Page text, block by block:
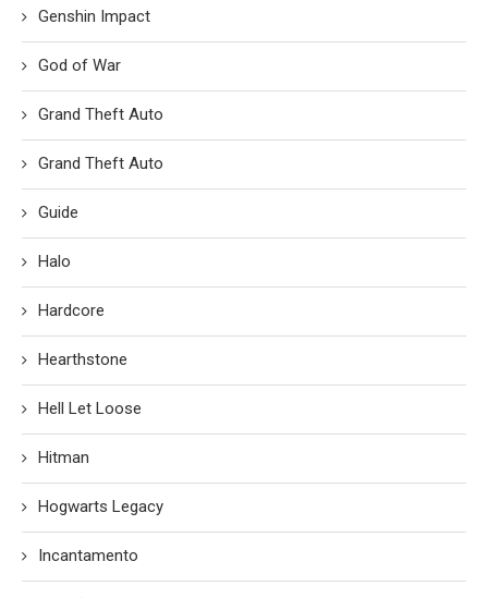
Genshin Impact
God of War
Grand Theft Auto
Grand Theft Auto
Guide
Halo
Hardcore
Hearthstone
Hell Let Loose
Hitman
Hogwarts Legacy
Incantamento